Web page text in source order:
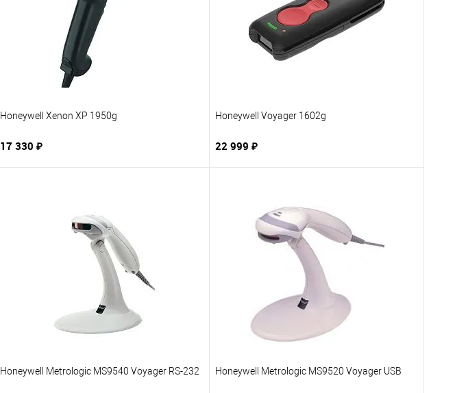
Honeywell Xenon XP 1950g
17 330 ₽
Купить в 1 клик
Под заказ
Honeywell Voyager 1602g
22 999 ₽
Купить в 1 клик
К сравнению
В избранное
Под заказ
Honeywell Metrologic MS9540 Voyager RS-232 Honeywell Metrologic MS9520 Voyager USB